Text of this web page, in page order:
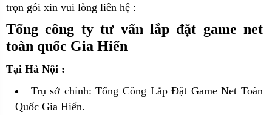
trọn gói xin vui lòng liên hệ :
Tổng công ty tư vấn lắp đặt game net
toàn quốc Gia Hiến
Tại Hà Nội :
Trụ sở chính: Tổng Công Lắp Đặt Game Net Toàn
Quốc Gia Hiến.